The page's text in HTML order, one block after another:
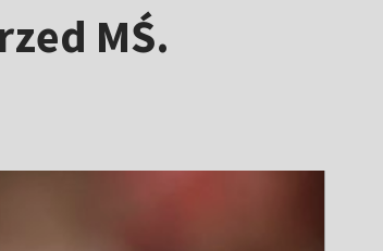
MŚ.